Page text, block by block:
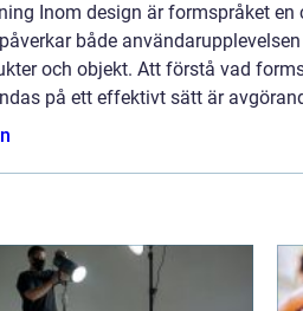
Inom design är formspråket
både
och objekt. Att förstå vad
på ett effektivt sätt är